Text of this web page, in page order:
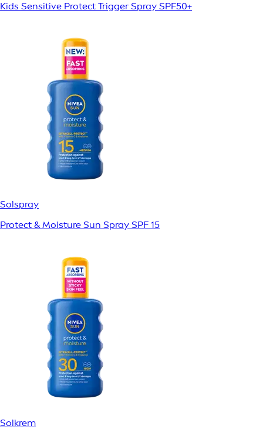
Kids Sensitive Protect Trigger Spray SPF50+
Solspray
Protect & Moisture Sun Spray SPF 15
Solkrem